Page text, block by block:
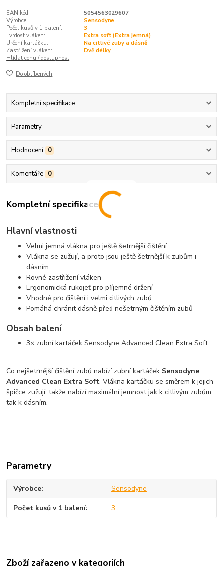
EAN kód:
5054563029607
Výrobce:
Sensodyne
Počet kusů v 1 balení:
3
Tvrdost vláken:
Extra soft (Extra jemná)
Určení kartáčku:
Na citlivé zuby a dásně
Zastřižení vláken:
Dvě délky
Hlídat cenu / dostupnost
Do oblíbených
Kompletní specifikace
Parametry
Hodnocení 0
Komentáře 0
Kompletní specifikace
Hlavní vlastnosti
Velmi jemná vlákna pro ještě šetrnější čištění
Vlákna se zužují, a proto jsou ještě šetrnější k zubům i
dásním
Rovné zastřižení vláken
Ergonomická rukojeť pro příjemné držení
Vhodné pro čištění i velmi citlivých zubů
Pomáhá chránit dásně před nešetrným čištěním zubů
Obsah balení
3× zubní kartáček Sensodyne Advanced Clean Extra Soft
Co nejšetrnější čištění zubů nabízí zubní kartáček Sensodyne
Advanced Clean Extra Soft. Vlákna kartáčku se směrem k jejich
špičce zužují, takže nabízí maximální jemnost jak k citlivým zubům,
tak k dásním.
Parametry
Výrobce Sensodyne
Počet kusů v 1 balení 3
Zboží zařazeno v kategoriích